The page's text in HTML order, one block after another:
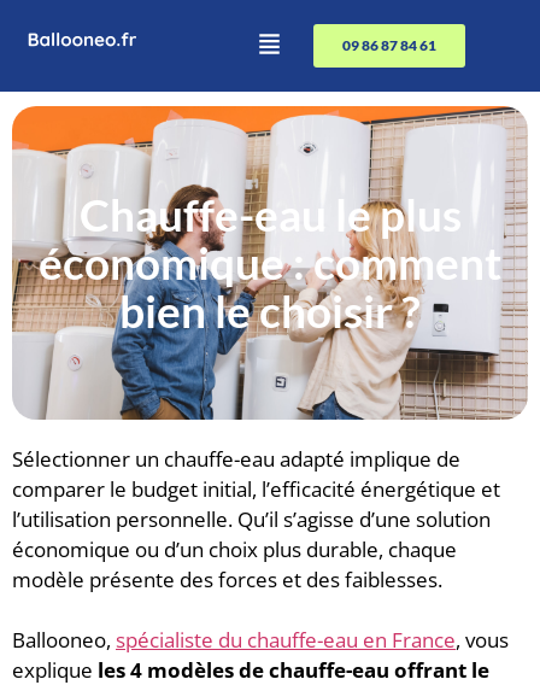
09 86 87 84 61
Chauffe-eau le plus
économique : comment
bien le choisir ?
Sélectionner un chauffe-eau adapté implique de
comparer le budget initial, l’efficacité énergétique et
l’utilisation personnelle. Qu’il s’agisse d’une solution
économique ou d’un choix plus durable, chaque
modèle présente des forces et des faiblesses.
Ballooneo, spécialiste du chauffe-eau en France, vous
explique les 4 modèles de chauffe-eau offrant le